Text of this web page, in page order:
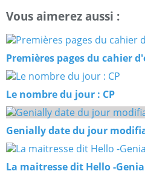
Vous aimerez aussi :
Premières pages du cahier
Le nombre du jour : CP
Genially date du jour
La maitresse dit Hello -